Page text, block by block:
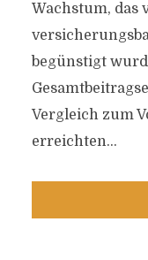
Wachstum, das
begünstigt
Vergleich zum
erreichten...